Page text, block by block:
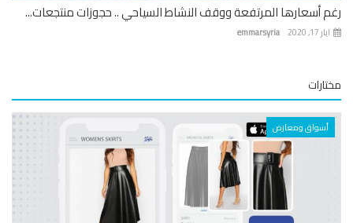
أسعارها المرتفعة ووقف النشاط السياحي .. حجوزات منتجعات...
emmarsyria
أسواق ومعارض